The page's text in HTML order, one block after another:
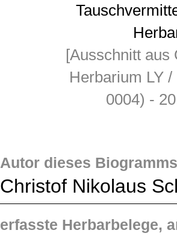
[Ausschnitt
Herbarium LY
0004) -
Autor dieses
Christof Nikolaus
erfasste Herbarbelege,